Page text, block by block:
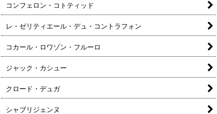
コンフェロン・コトティッド
レ・ゼリティエール・デュ・コントラフォン
コカール・ロワゾン・フルーロ
ジャック・カシュー
クロード・デュガ
シャブリジェンヌ